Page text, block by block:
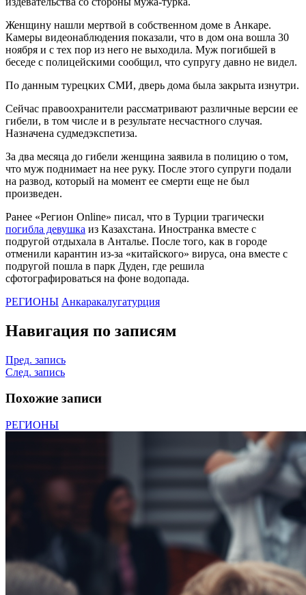
Женщину нашли мертвой в собственном доме в Анкаре.
Камеры видеонаблюдения показали, что в дом она вошла 30
ноября и с тех пор из него не выходила. Муж погибшей в
беседе с полицейскими сообщил, что супругу давно не видел.
По данным турецких СМИ, дверь дома была закрыта изнутри.
Сейчас правоохранители рассматривают различные версии ее
гибели, в том числе и в результате несчастного случая.
Назначена судмедэкспетиза.
За два месяца до гибели женщина заявила в полицию о том,
что муж поднимает на нее руку. После этого супруги подали
на развод, который на момент ее смерти еще не был
произведен.
Ранее «Регион Online» писал, что в Турции трагически
погибла девушка из Казахстана. Иностранка вместе с
подругой отдыхала в Анталье. После того, как в городе
отменили карантин из-за «китайского» вируса, она вместе с
подругой пошла в парк Дуден, где решила
сфотографироваться на фоне водопада.
РЕГИОНЫ Анкаракалугатурция
Навигация по записям
Пред. запись
След. запись
Похожие записи
РЕГИОНЫ